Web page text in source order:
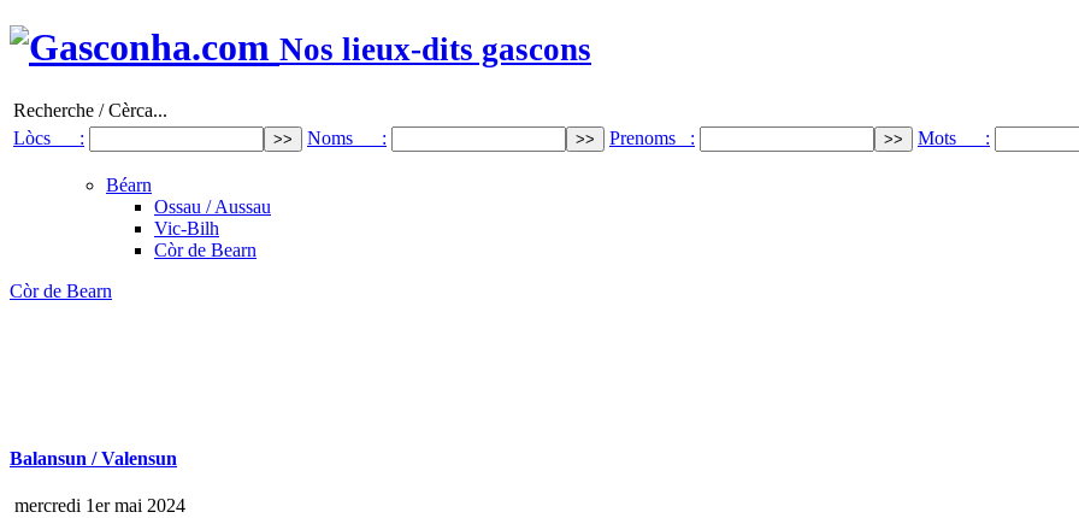
Nos lieux-dits gascons
Recherche / Cèrca...
Lòcs :
Noms : Prenoms : Mots :
Béarn
Ossau / Aussau
Vic-Bilh
Còr de Bearn
Còr de Bearn
Balansun / Valensun
mercredi 1er mai 2024